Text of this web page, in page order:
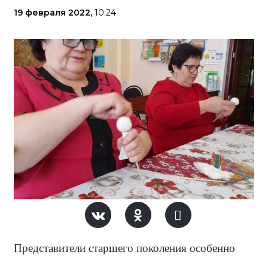
19 февраля 2022, 10:24
Представители старшего поколения особенно